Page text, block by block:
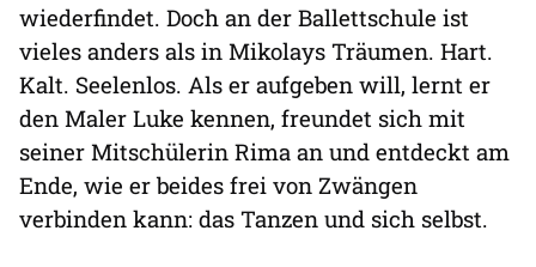
wiederfindet. Doch an der Ballettschule ist
vieles anders als in Mikolays Träumen. Hart.
Kalt. Seelenlos. Als er aufgeben will, lernt er
den Maler Luke kennen, freundet sich mit
seiner Mitschülerin Rima an und entdeckt am
Ende, wie er beides frei von Zwängen
verbinden kann: das Tanzen und sich selbst.